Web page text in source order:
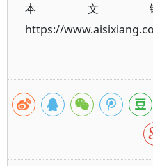
本文
https://